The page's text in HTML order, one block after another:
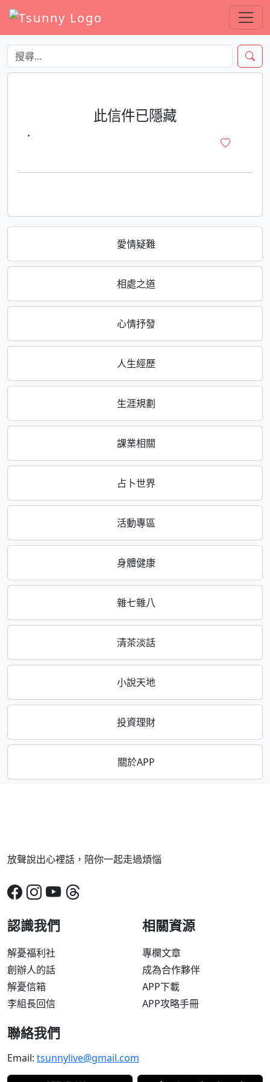
愛情疑難
相處之道
心情抒發
人生經歷
生涯規劃
課業相關
占卜世界
活動專區
身體健康
雜七雜八
清茶淡話
小說天地
投資理財
關於APP
此信件已隱藏
·
放聲說出心裡話，陪你一起走過煩惱
認識我們
解憂福利社
創辦人的話
解憂信箱
李組長回信
相關資源
專欄文章
成為合作夥伴
APP下載
APP攻略手冊
聯絡我們
Email: tsunnylive@gmail.com